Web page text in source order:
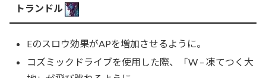
トランドル
Eのスロウ効果がAPを増加させるように。
コズミックドライブを使用した際、「W – 凍てつく大